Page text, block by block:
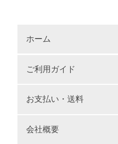
ホーム
ご利用ガイド
お支払い・送料
会社概要